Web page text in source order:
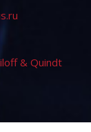
& Quindt